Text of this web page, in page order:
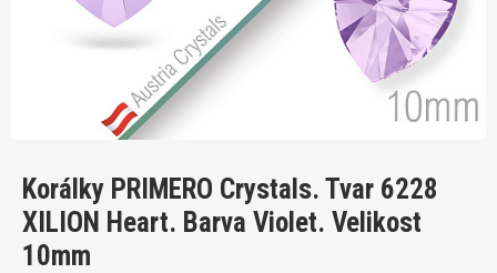
Korálky PRIMERO Crystals. Tvar 6228
XILION Heart. Barva Violet. Velikost
10mm